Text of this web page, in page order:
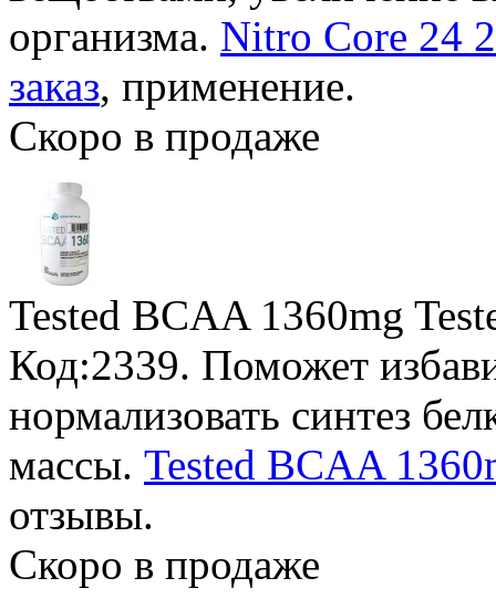
организма. Nitro Core 24
заказ, применение.
Скоро в продаже
Tested BCAA 1360mg
Код:2339. Поможет
нормализовать синтез
массы. Tested BCAA
отзывы.
Скоро в продаже